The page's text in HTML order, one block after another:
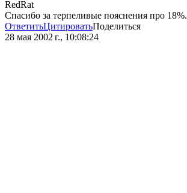
RedRat
Спасибо за терпеливые пояснения про 18%.
ОтветитьЦитироватьПоделиться
28 мая 2002 г., 10:08:24